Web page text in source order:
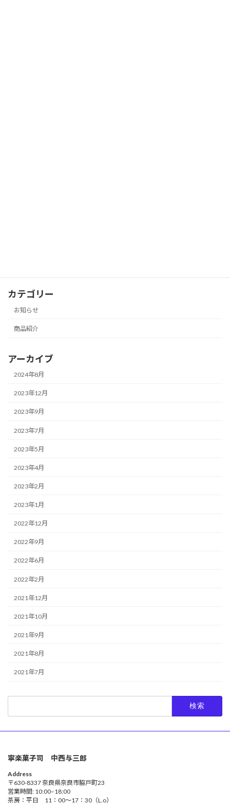
カテゴリー
お知らせ
商品紹介
アーカイブ
2024年8月
2023年12月
2023年9月
2023年7月
2023年5月
2023年4月
2023年2月
2023年1月
2022年12月
2022年9月
2022年6月
2022年2月
2021年12月
2021年10月
2021年9月
2021年8月
2021年7月
寧楽菓子司 中西与三郎
Address
〒630-8337 奈良県奈良市脇戸町23
営業時間: 10:00–18:00
茶房：平日 11：00～17：30（L.o）